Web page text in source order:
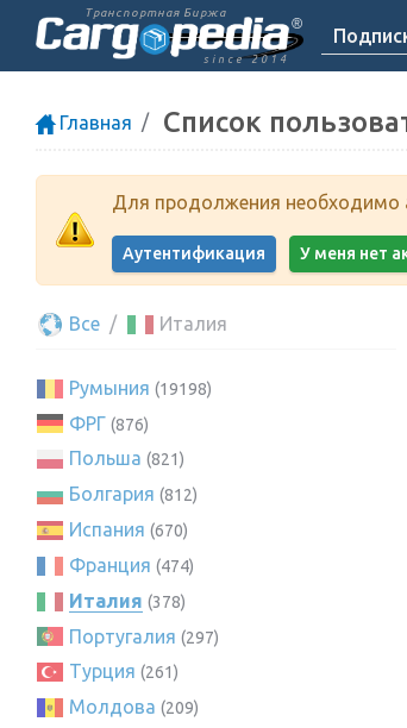
Транспортная Биржа
since 2014
Главная Список
Для продолжения необходимо
Аутентификация У меня нет
Все Италия
Румыния (19198)
ФРГ (876)
Польша (821)
Болгария (812)
Испания (670)
Франция (474)
Италия (378)
Португалия (297)
Турция (261)
Молдова (209)